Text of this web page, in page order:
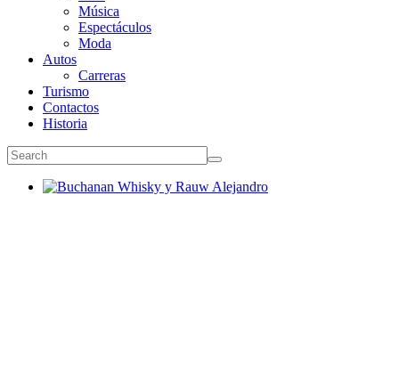
Música
Espectáculos
Moda
Autos
Carreras
Turismo
Contactos
Historia